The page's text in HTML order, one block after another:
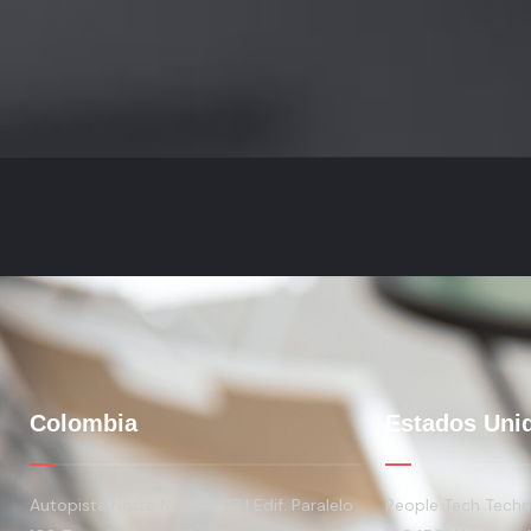
Colombia
Autopista Norte No 108-27 | Edif. Paralelo
Estados
People Tech